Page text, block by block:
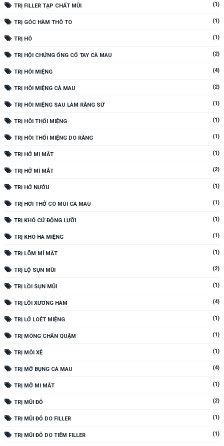
TRỊ FILLER TẠP CHẤT MŨI (1)
TRỊ GÓC HÀM THÔ TO (1)
TRỊ HÔ (1)
TRỊ HỘI CHỨNG ỐNG CỔ TAY CÀ MAU (2)
TRỊ HÔI MIỆNG (4)
TRỊ HÔI MIỆNG CÀ MAU (2)
TRỊ HÔI MIỆNG SAU LÀM RĂNG SỨ (1)
TRỊ HÔI THỐI MIỆNG (1)
TRỊ HÔI THỐI MIỆNG DO RĂNG (1)
TRỊ HỞ MI MẮT (1)
TRỊ HỞ MÍ MẮT (2)
TRỊ HỞ NƯỚU (1)
TRỊ HƠI THỞ CÓ MÙI CÀ MAU (1)
TRỊ KHÓ CỬ ĐỘNG LƯỠI (1)
TRỊ KHÓ HÁ MIỆNG (1)
TRỊ LÕM MÍ MẮT (1)
TRỊ LỘ SỤN MŨI (2)
TRỊ LỒI SỤN MŨI (1)
TRỊ LỒI XƯƠNG HÀM (4)
TRỊ LỞ LOÉT MIỆNG (1)
TRỊ MÓNG CHÂN QUẶM (1)
TRỊ MÔI XỆ (1)
TRỊ MỠ BỤNG CÀ MAU (4)
TRỊ MỠ MI MẮT (1)
TRỊ MŨI ĐỎ (2)
TRỊ MŨI ĐỎ DO FILLER (1)
TRỊ MŨI ĐỎ DO TIÊM FILLER (1)